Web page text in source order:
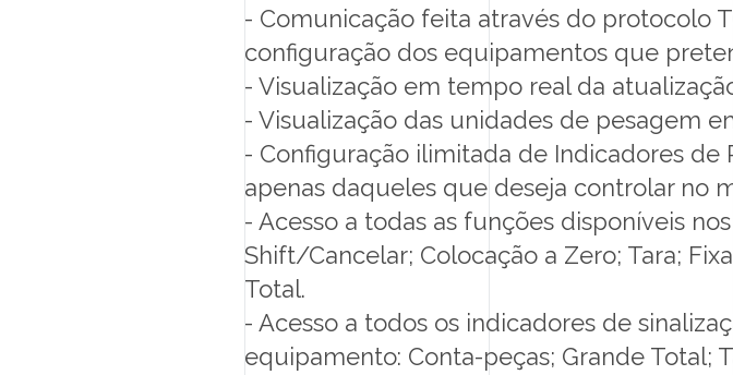
- Comunicação feita através do protocolo
configuração dos equipamentos que
- Visualização em tempo real da
- Visualização das unidades de pesagem
- Configuração ilimitada de Indicadores
apenas daqueles que deseja controlar no
- Acesso a todas as funções disponíveis
Shift/Cancelar; Colocação a Zero; Tara;
Total.
- Acesso a todos os indicadores de
equipamento: Conta-peças; Grande Total;